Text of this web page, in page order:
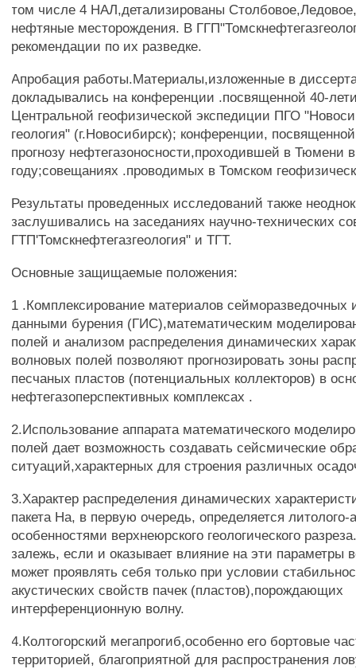
том числе 4 НАЛ,детализированы
нефтяные месторождения. В
рекомендации по их разведке.
Апробация работы.Материалы,изложенные в
докладывались на конференции .посвященной 40-
Центральной геофизической экспедиции ПГО
геология" (г.Новосибирск); конференции,
прогнозу нефтегазоносности,проходившей в Тюмени
году;совещаниях .проводимых в Томском
Результаты проведенных исследований также
заслушивались на заседаниях научно-технических
ГТП'Томскнефтегазгеология" и ТГТ.
Основные защищаемые положения:
1 .Комплексирование материалов сейморазведочных
данными бурения (ГИС),математическим
полей и анализом распределения динамических
волновых полей позволяют прогнозировать зоны
песчаных пластов (потенциальных коллекторов) в
нефтегазоперспективных комплексах .
2.Использование аппарата математического
полей дает возможность создавать сейсмические
ситуаций,характерных для строения различных
3.Характер распределения динамических
пакета На, в первую очередь, определяется литолого-
особенностями верхнеюрского геологического
залежь, если и оказывает влияние на эти параметры
может проявлять себя только при условии
акустических свойств пачек (пластов),порождающих
интерференционную волну.
4.Колтогорский мегапрогиб,особенно его бортовые
территорией, благоприятной для распространения